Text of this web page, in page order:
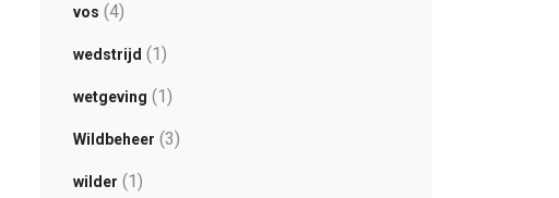
vos (4)
wedstrijd (1)
wetgeving (1)
Wildbeheer (3)
wilder (1)